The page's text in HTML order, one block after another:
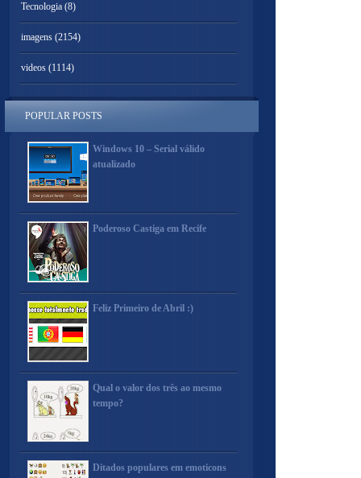
Tecnologia (8)
imagens (2154)
videos (1114)
POPULAR POSTS
Windows 10 – Serial válido
atualizado
Poderoso Castiga em Recife
Feliz Primeiro de Abril :)
Qual o valor dos três ao mesmo
tempo?
Ditados populares em emoticons